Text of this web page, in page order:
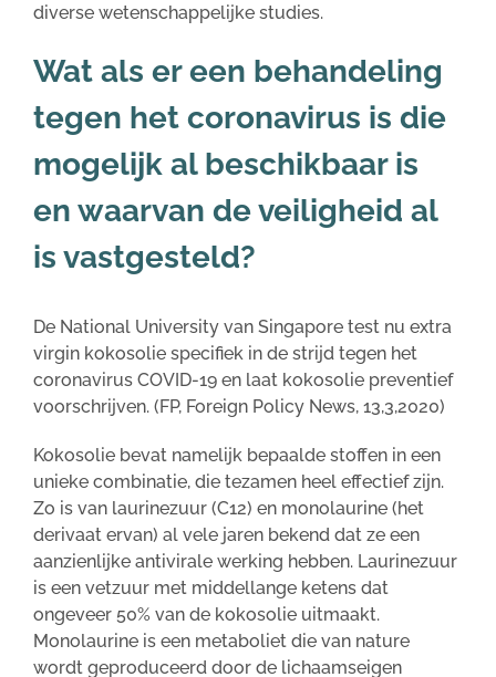
diverse wetenschappelijke studies.
Wat als er een behandeling
tegen het coronavirus is die
mogelijk al beschikbaar is
en waarvan de veiligheid al
is vastgesteld?
De National University van Singapore test nu extra
virgin kokosolie specifiek in de strijd tegen het
coronavirus COVID-19 en laat kokosolie preventief
voorschrijven. (FP, Foreign Policy News, 13,3,2020)
Kokosolie bevat namelijk bepaalde stoffen in een
unieke combinatie, die tezamen heel effectief zijn.
Zo is van laurinezuur (C12) en monolaurine (het
derivaat ervan) al vele jaren bekend dat ze een
aanzienlijke antivirale werking hebben. Laurinezuur
is een vetzuur met middellange ketens dat
ongeveer 50% van de kokosolie uitmaakt.
Monolaurine is een metaboliet die van nature
wordt geproduceerd door de lichaamseigen